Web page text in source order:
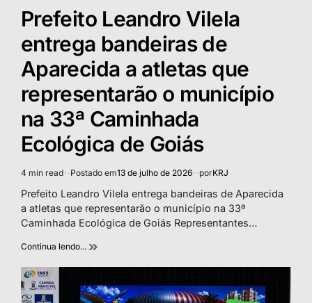
Prefeito Leandro Vilela
entrega bandeiras de
Aparecida a atletas que
representarão o município
na 33ª Caminhada
Ecológica de Goiás
Estimated
read
time
4 min read Postado em13 de julho de 2026 porKRJ
Prefeito Leandro Vilela entrega bandeiras de Aparecida
a atletas que representarão o município na 33ª
Caminhada Ecológica de Goiás Representantes…
Continua lendo...